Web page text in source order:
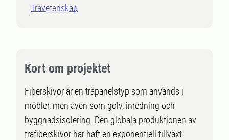
Trävetenskap
Kort om projektet
Fiberskivor är en träpanelstyp som används i
möbler, men även som golv, inredning och
byggnadsisolering. Den globala produktionen av
träfiberskivor har haft en exponentiell tillväxt